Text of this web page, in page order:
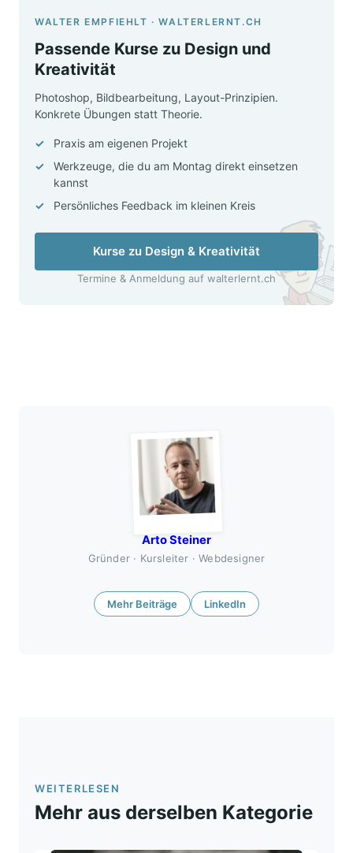
WALTER EMPFIEHLT · WALTERLERNT.CH
Passende Kurse zu Design und
Kreativität
Photoshop, Bildbearbeitung, Layout-Prinzipien.
Konkrete Übungen statt Theorie.
Praxis am eigenen Projekt
Werkzeuge, die du am Montag direkt einsetzen
kannst
Persönliches Feedback im kleinen Kreis
Kurse zu Design & Kreativität
Termine & Anmeldung auf walterlernt.ch
Arto Steiner
Gründer · Kursleiter · Webdesigner
Mehr Beiträge LinkedIn
WEITERLESEN
Mehr aus derselben Kategorie